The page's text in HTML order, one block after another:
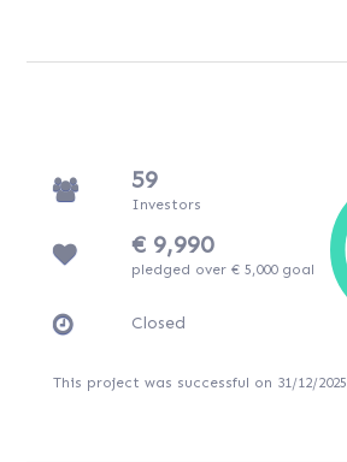
59
Investors
€ 9,990
pledged over € 5,000 goal
Closed
This project was successful on 31/12/2025